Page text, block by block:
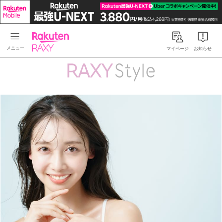
Rakuten RAXYマイページ お知らせ